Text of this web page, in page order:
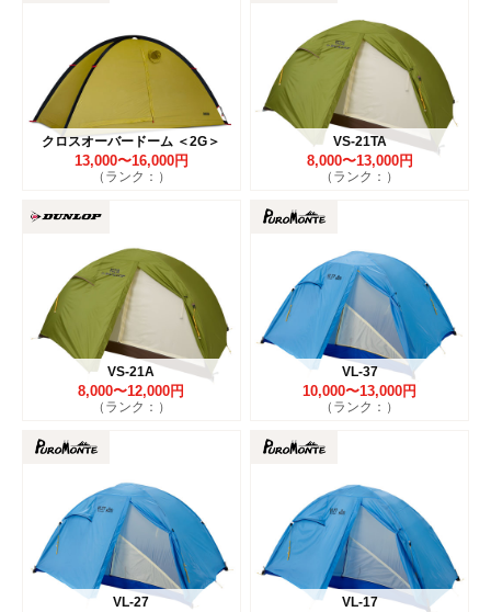
クロスオーバードーム ＜2G＞
13,000〜16,000円
（ランク：）
VS-21TA
8,000〜13,000円
（ランク：）
VS-21A
8,000〜12,000円
（ランク：）
VL-37
10,000〜13,000円
（ランク：）
VL-27 VL-17